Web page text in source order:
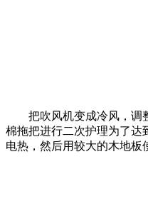
把吹风机变成冷风，调整
棉拖把进行二次护理为了达
电热，然后用较大的木地板